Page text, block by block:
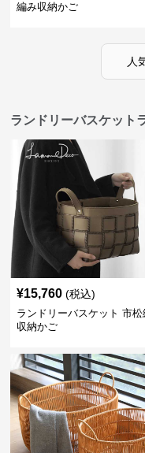
編み収納かご
人
ランドリーバスケット
¥15,760 (税込)
ランドリーバスケット 市松
収納かご